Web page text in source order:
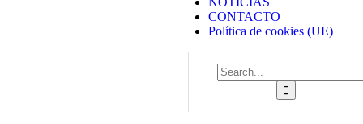
CONTACTO
Política de cookies (UE)